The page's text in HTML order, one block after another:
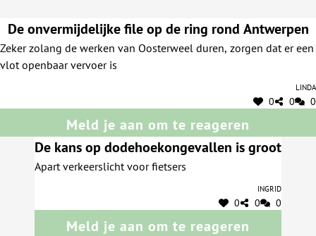
De onvermijdelijke file op de ring rond Antwerpen
Zeker zolang de werken van Oosterweel duren, zorgen dat er een
vlot openbaar vervoer is
Linda
0 0 0
Meld je aan om te reageren
De kans op dodehoekongevallen is groot
Apart verkeerslicht voor fietsers
Ingrid
0 0 0
Meld je aan om te reageren